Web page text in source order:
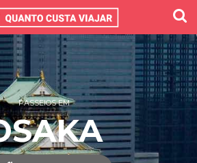
PASSEIOS EM